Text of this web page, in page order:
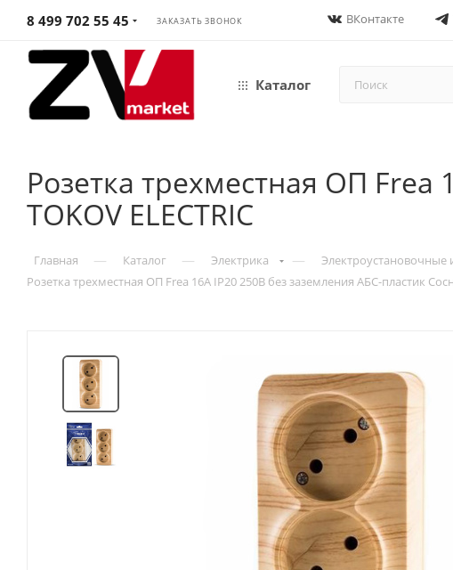
8 499 702 55 45 ЗАКАЗАТЬ ЗВОНОК ВКонтакте
Каталог
Розетка трехместная ОП Frea
TOKOV ELECTRIC
Главная — Каталог — Электрика — Электроустановочные
Розетка трехместная ОП Frea 16А IP20 250В без заземления АБС-пластик